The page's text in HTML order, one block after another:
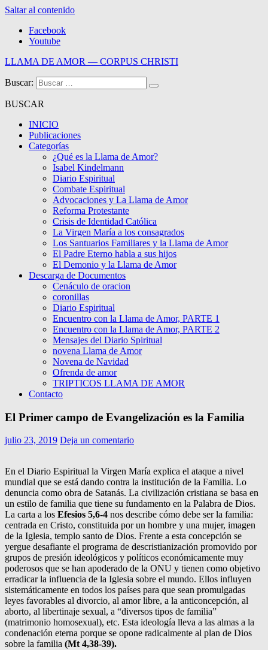
Saltar al contenido
Facebook
Youtube
LLAMA DE AMOR — CORPUS CHRISTI
Blog de la Llama de Amor
Buscar:
BUSCAR
INICIO
Publicaciones
Categorías
¿Qué es la Llama de Amor?
Isabel Kindelmann
Diario Espiritual
Combate Espiritual
Advocaciones y La Llama de Amor
Reforma Protestante
Crisis de Identidad Católica
La Virgen María a los consagrados
Los Santuarios Familiares y la Llama de Amor
El Padre Eterno habla a sus hijos
El Demonio y la Llama de Amor
Descarga de Documentos
Cenáculo de oracion
coronillas
Diario Espiritual
Encuentro con la Llama de Amor, PARTE 1
Encuentro con la Llama de Amor, PARTE 2
Mensajes del Diario Spiritual
novena Llama de Amor
Novena de Navidad
Ofrenda de amor
TRIPTICOS LLAMA DE AMOR
Contacto
El Primer campo de Evangelización es la Familia
julio 23, 2019 Deja un comentario
En el Diario Espiritual la Virgen María explica el ataque a nivel
mundial que se está dando contra la institución de la Familia. Lo
denuncia como obra de Satanás. La civilización cristiana se basa en
un estilo de familia que tiene su fundamento en la Palabra de Dios.
La carta a los Efesios 5,6-4 nos describe cómo debe ser la familia:
centrada en Cristo, constituida por un hombre y una mujer, imagen
de la Iglesia, templo santo de Dios. Frente a esta concepción se
yergue desafiante el programa de descristianización promovido por
grupos de presión ideológicos y políticos económicamente muy
poderosos que se han apoderado de la ONU y tienen como objetivo
erradicar la influencia de la Iglesia sobre el mundo. Ellos influyen
sistemáticamente en todos los países para que sean promulgadas
leyes favorables al divorcio, al amor libre, a la anticoncepción, al
aborto, al libertinaje sexual, a “diversos tipos de familia”
(matrimonio homosexual), etc. Esta ideología lleva a las almas a la
condenación eterna porque se opone radicalmente al plan de Dios
sobre la familia (Mt 4,38-39).